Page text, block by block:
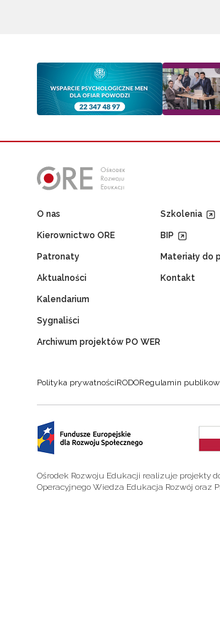
O nas
Kierownictwo ORE
Patronaty
Aktualności
Kalendarium
Sygnaliści
Archiwum projektów PO WER
Szkolenia
BIP
Materiały do
Kontakt
Polityka prywatnościRODORegulamin
Ośrodek Rozwoju Edukacji realizuje projekty
Operacyjnego Wiedza Edukacja Rozwój oraz